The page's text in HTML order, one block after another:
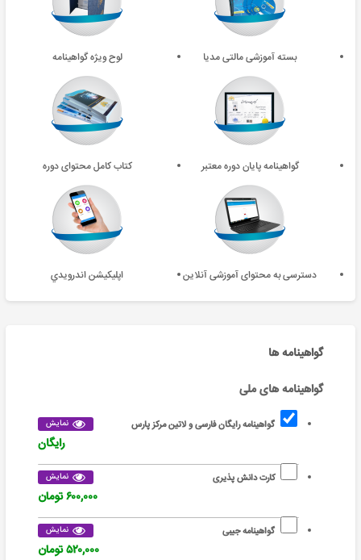
بسته آموزشی مالتی مدیا لوح ویژه گواهینامه
گواهینامه پایان دوره معتبر کتاب کامل محتوای دوره
دسترسی به محتوای آموزشی آنلاین اپليکيشن اندرويدي
گواهینامه ها
گواهینامه های ملی
گواهینامه رایگان فارسی و لاتین مرکز پارس نمایش
رایگان
کارت دانش پذیری نمایش
۶۰۰,۰۰۰ تومان
گواهینامه جیبی نمایش
۵۲۰,۰۰۰ تومان